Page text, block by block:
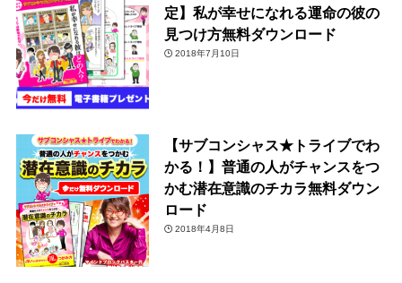
定】私が幸せになれる運命の彼の
見つけ方無料ダウンロード
2018年7月10日
【サブコンシャス★トライブでわ
かる！】普通の人がチャンスをつ
かむ潜在意識のチカラ無料ダウン
ロード
2018年4月8日